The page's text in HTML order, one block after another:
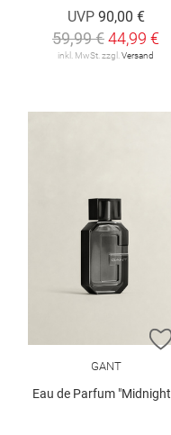
UVP 90,00 €
59,99 €44,99 €
inkl. MwSt. zzgl. Versand
GANT
Eau de Parfum "Midnight", 50 ml